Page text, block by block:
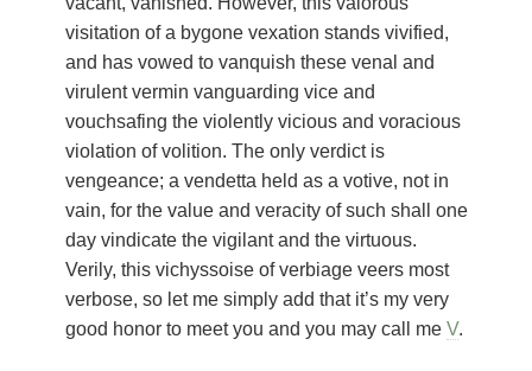
visitation of a bygone vexation stands vivified,
and has vowed to vanquish these venal and
virulent vermin vanguarding vice and
vouchsafing the violently vicious and voracious
violation of volition. The only verdict is
vengeance; a vendetta held as a votive, not in
vain, for the value and veracity of such shall one
day vindicate the vigilant and the virtuous.
Verily, this vichyssoise of verbiage veers most
verbose, so let me simply add that it’s my very
good honor to meet you and you may call meV.